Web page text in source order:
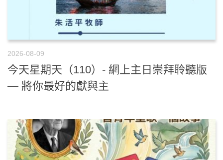
2026-08-09
今天星期天（110）- 網上主日崇拜聆聽版
— 將你最好的獻與主